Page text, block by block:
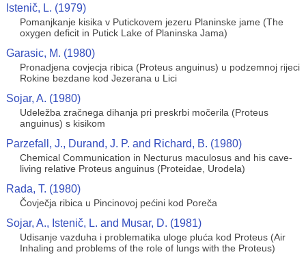
Istenič, L. (1979)
Pomanjkanje kisika v Putickovem jezeru Planinske jame (The
oxygen deficit in Putick Lake of Planinska Jama)
Garasic, M. (1980)
Pronadjena covjecja ribica (Proteus anguinus) u podzemnoj rijeci
Rokine bezdane kod Jezerana u Lici
Sojar, A. (1980)
Udeležba zračnega dihanja pri preskrbi močerila (Proteus
anguinus) s kisikom
Parzefall, J., Durand, J. P. and Richard, B. (1980)
Chemical Communication in Necturus maculosus and his cave-
living relative Proteus anguinus (Proteidae, Urodela)
Rada, T. (1980)
Čovječja ribica u Pincinovoj pećini kod Poreča
Sojar, A., Istenič, L. and Musar, D. (1981)
Udisanje vazduha i problematika uloge pluća kod Proteus (Air
Inhaling and problems of the role of lungs with the Proteus)